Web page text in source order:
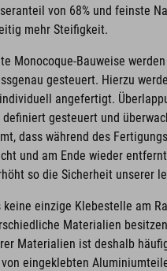
von 68% und feinste
mehr Steifigkeit.
Monocoque-Bauweise
gesteuert. Hierzu
angefertigt.
gesteuert und
dass während des
und am Ende wieder
so die Sicherheit unserer
keine einzige Klebestelle am
Materialien
Materialien ist deshalb
eingeklebten